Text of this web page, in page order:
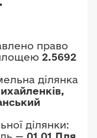
право
2.5692
ділянка
ділянки: